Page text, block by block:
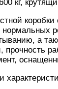
кг,
а
прочность